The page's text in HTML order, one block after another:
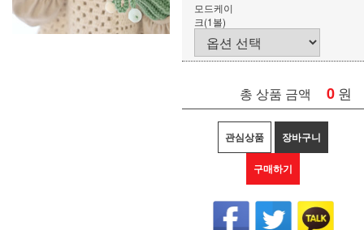
모드케이
크(1볼)
총 상품 금액 0 원
관심상품 장바구니
구매하기